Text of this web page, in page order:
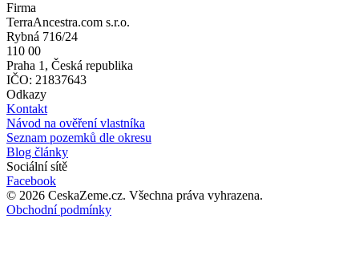
Firma
TerraAncestra.com s.r.o.
Rybná 716/24
110 00
Praha 1, Česká republika
IČO: 21837643
Odkazy
Kontakt
Návod na ověření vlastníka
Seznam pozemků dle okresu
Blog články
Sociální sítě
Facebook
© 2026 CeskaZeme.cz. Všechna práva vyhrazena.
Obchodní podmínky